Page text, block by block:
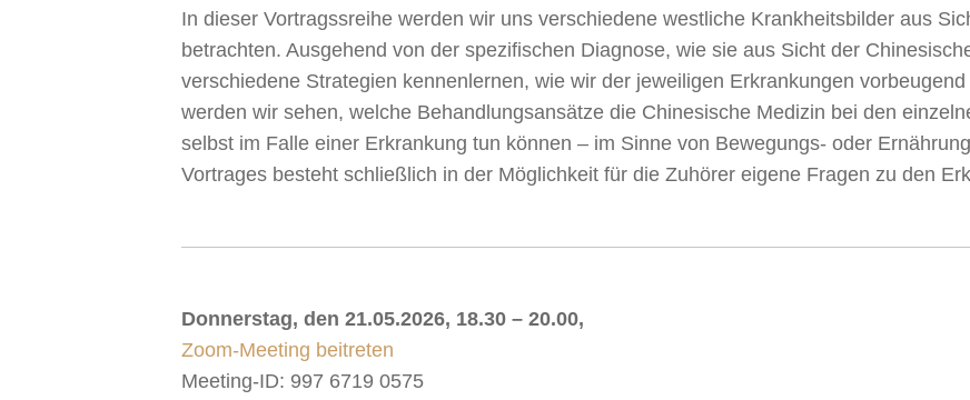
In dieser Vortragssreihe werden wir uns verschiedene westliche Krankheitsbilder aus
betrachten. Ausgehend von der spezifischen Diagnose, wie sie aus Sicht der
verschiedene Strategien kennenlernen, wie wir der jeweiligen Erkrankungen
werden wir sehen, welche Behandlungsansätze die Chinesische Medizin bei den
selbst im Falle einer Erkrankung tun können – im Sinne von Bewegungs- oder
Vortrages besteht schließlich in der Möglichkeit für die Zuhörer eigene Fragen zu den
Donnerstag, den 21.05.2026, 18.30 – 20.00,
Zoom-Meeting beitreten
Meeting-ID: 997 6719 0575